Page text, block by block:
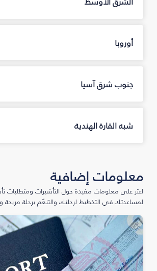
أوروبا
جنوب شرق آسيا
شبه القارة الهندية
معلومات إضافية
اعثر على معلومات مفيدة حول التأشيرات ومتطلبات
لمساعدتك في التخطيط لرحلتك والتنعّم برحلة مريحة